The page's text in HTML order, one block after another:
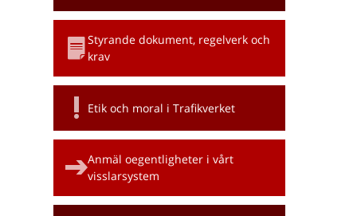
Styrande dokument, regelverk och
krav
Etik och moral i Trafikverket
Anmäl oegentligheter i vårt
visslarsystem